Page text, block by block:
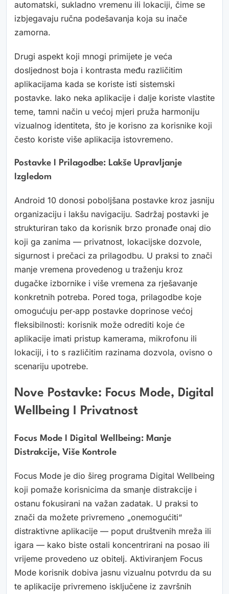
automatski, sukladno vremenu ili lokaciji, čime se
izbjegavaju ručna podešavanja koja su inače
zamorna.
Drugi aspekt koji mnogi primijete je veća
dosljednost boja i kontrasta među različitim
aplikacijama kada se koriste isti sistemski
postavke. Iako neka aplikacije i dalje koriste vlastite
teme, tamni način u većoj mjeri pruža harmoniju
vizualnog identiteta, što je korisno za korisnike koji
često koriste više aplikacija istovremeno.
Postavke I Prilagodbe: Lakše Upravljanje
Izgledom
Android 10 donosi poboljšana postavke kroz jasniju
organizaciju i lakšu navigaciju. Sadržaj postavki je
strukturiran tako da korisnik brzo pronađe onaj dio
koji ga zanima — privatnost, lokacijske dozvole,
sigurnost i prečaci za prilagodbu. U praksi to znači
manje vremena provedenog u traženju kroz
dugačke izbornike i više vremena za rješavanje
konkretnih potreba. Pored toga, prilagodbe koje
omogućuju per‑app postavke doprinose većoj
fleksibilnosti: korisnik može odrediti koje će
aplikacije imati pristup kamerama, mikrofonu ili
lokaciji, i to s različitim razinama dozvola, ovisno o
scenariju upotrebe.
Nove Postavke: Focus Mode, Digital
Wellbeing I Privatnost
Focus Mode I Digital Wellbeing: Manje
Distrakcije, Više Kontrole
Focus Mode je dio šireg programa Digital Wellbeing
koji pomaže korisnicima da smanje distrakcije i
ostanu fokusirani na važan zadatak. U praksi to
znači da možete privremeno „onemogućiti“
distraktivne aplikacije — poput društvenih mreža ili
igara — kako biste ostali koncentrirani na posao ili
vrijeme provedeno uz obitelj. Aktiviranjem Focus
Mode korisnik dobiva jasnu vizualnu potvrdu da su
te aplikacije privremeno isključene iz završnih